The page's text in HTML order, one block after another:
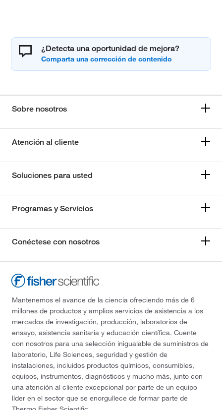
¿Detecta una oportunidad de mejora?
Sobre nosotros
Atención al cliente
Soluciones para usted
Programas y Servicios
Conéctese con nosotros
Mantenemos el avance de la ciencia ofreciendo más de 6
millones de productos y amplios servicios de asistencia a los
mercados de investigación, producción, laboratorios de
ensayo, asistencia sanitaria y educación científica. Cuente
con nosotros para una selección inigualable de suministros de
laboratorio, Life Sciences, seguridad y gestión de
instalaciones, incluidos productos químicos, consumibles,
equipos, instrumentos, diagnósticos y mucho más, junto con
una atención al cliente excepcional por parte de un equipo
líder en el sector que se enorgullece de formar parte de